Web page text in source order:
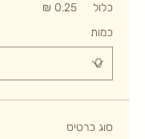
כלול
‏0.25 ‏₪
כמות
סוג כרטיס